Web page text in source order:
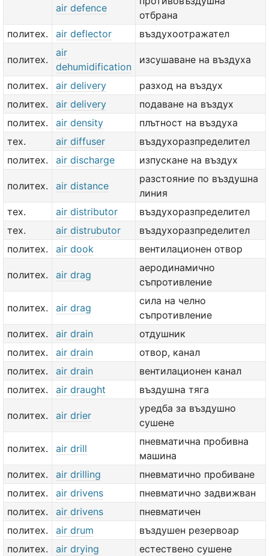
air defence
отбрана
политех.
air deflector въздухоотражател
политех.
air
dehumidification
изсушаване на въздуха
политех. air delivery
разход на въздух
политех.
air delivery
подаване на въздух
политех.
air density
плътност на въздуха
тех.
air diffuser
въздухоразпределител
политех.
air discharge изпускане на въздух
политех. air distance
разстояние по въздушна
линия
тех.
air distributor
въздухоразпределител
тех.
air distrubutor
въздухоразпределител
политех.
air dook вентилационен отвор
политех. air drag
аеродинамично
съпротивление
политех. air drag
сила на челно
съпротивление
политех.
air drain
отдушник
политех.
air drain
отвор, канал
политех.
air drain
вентилационен канал
политех.
air draught въздушна тяга
политех. air drier
уредба за въздушно
сушене
политех. air drill
пневматична пробивна
машина
политех.
air drilling
пневматично пробиване
политех.
air drivens
пневматично задвижван
политех.
air drivens
пневматичен
политех.
air drum
въздушен резервоар
политех.
air drying
естествено сушене